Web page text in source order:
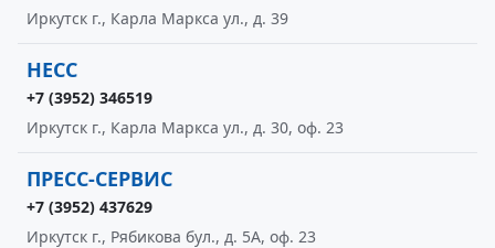
Иркутск г., Карла Маркса ул., д. 39
НЕСС
+7 (3952) 346519
Иркутск г., Карла Маркса ул., д. 30, оф. 23
ПРЕСС-СЕРВИС
+7 (3952) 437629
Иркутск г., Рябикова бул., д. 5А, оф. 23